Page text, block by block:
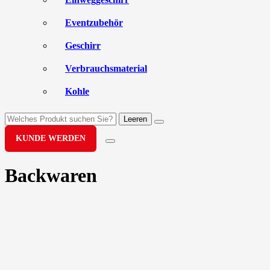
Eventzubehör
Geschirr
Verbrauchsmaterial
Kohle
Leeren
KUNDE WERDEN
Backwaren